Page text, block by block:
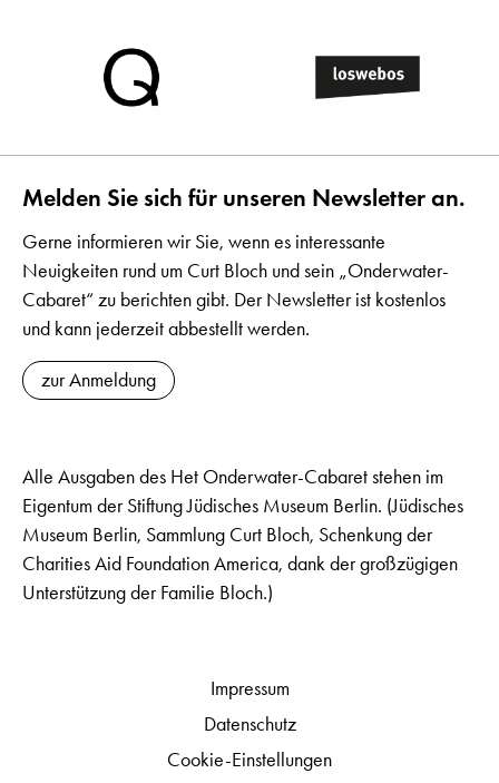
Melden Sie sich für unseren Newsletter an.
Gerne informieren wir Sie, wenn es interessante
Neuigkeiten rund um Curt Bloch und sein „Onderwater-
Cabaret“ zu berichten gibt. Der Newsletter ist kostenlos
und kann jederzeit abbestellt werden.
zur Anmeldung
Alle Ausgaben des Het Onderwater-Cabaret stehen im
Eigentum der Stiftung Jüdisches Museum Berlin. (Jüdisches
Museum Berlin, Sammlung Curt Bloch, Schenkung der
Charities Aid Foundation America, dank der großzügigen
Unterstützung der Familie Bloch.)
Impressum
Datenschutz
Cookie-Einstellungen